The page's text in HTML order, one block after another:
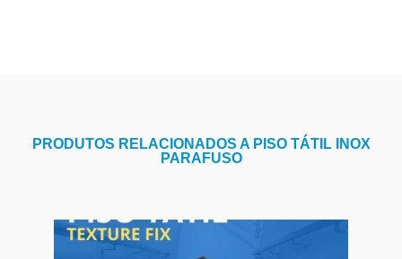
PRODUTOS RELACIONADOS A PISO TÁTIL INOX
PARAFUSO